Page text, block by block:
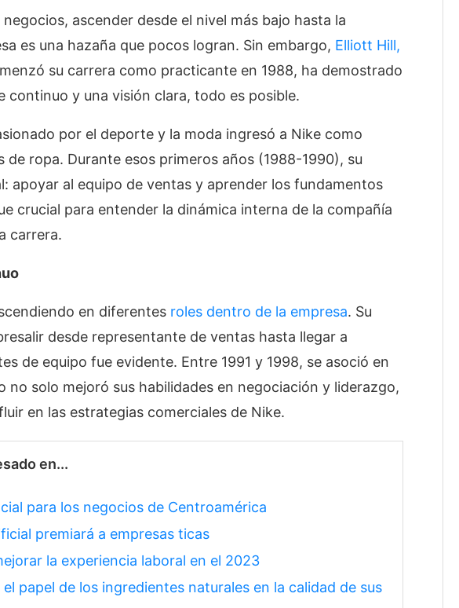
ascender desde el nivel más bajo hasta la
es una hazaña que pocos logran. Sin embargo, Elliott Hill,
su carrera como practicante en 1988, ha demostrado
continuo y una visión clara, todo es posible.
por el deporte y la moda ingresó a Nike como
ropa. Durante esos primeros años (1988-1990), su
apoyar al equipo de ventas y aprender los fundamentos
crucial para entender la dinámica interna de la compañía
carrera.
en diferentes roles dentro de la empresa. Su
desde representante de ventas hasta llegar a
de equipo fue evidente. Entre 1991 y 1998, se asoció en
no solo mejoró sus habilidades en negociación y liderazgo,
en las estrategias comerciales de Nike.
en...
para los negocios de Centroamérica
premiará a empresas ticas
la experiencia laboral en el 2023
papel de los ingredientes naturales en la calidad de sus